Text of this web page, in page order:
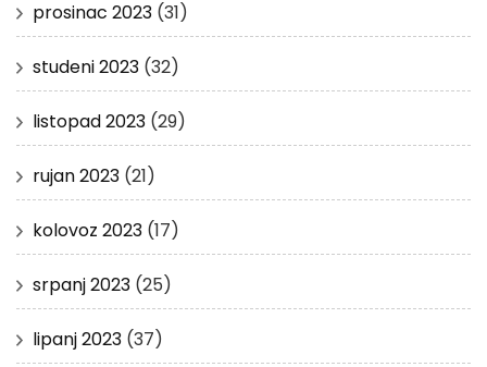
prosinac 2023 (31)
studeni 2023 (32)
listopad 2023 (29)
rujan 2023 (21)
kolovoz 2023 (17)
srpanj 2023 (25)
lipanj 2023 (37)